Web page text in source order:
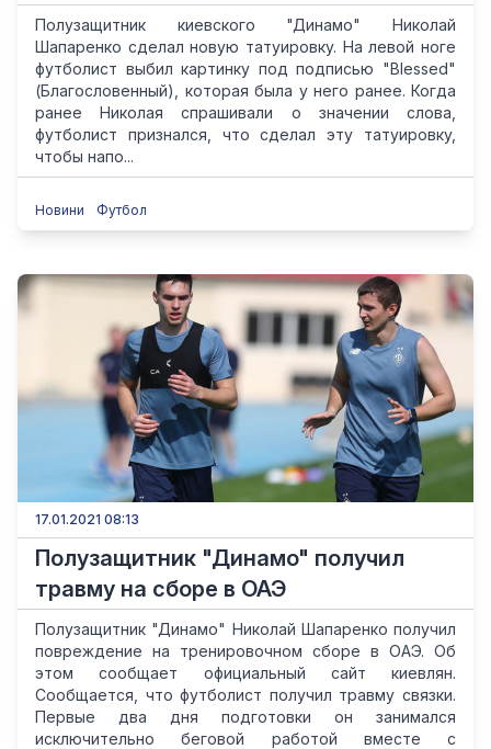
Полузащитник киевского "Динамо" Николай
Шапаренко сделал новую татуировку. На левой ноге
футболист выбил картинку под подписью "Blessed"
(Благословенный), которая была у него ранее. Когда
ранее Николая спрашивали о значении слова,
футболист признался, что сделал эту татуировку,
чтобы напо...
Новини Футбол
17.01.2021 08:13
Полузащитник "Динамо" получил
травму на сборе в ОАЭ
Полузащитник "Динамо" Николай Шапаренко получил
повреждение на тренировочном сборе в ОАЭ. Об
этом сообщает официальный сайт киевлян.
Сообщается, что футболист получил травму связки.
Первые два дня подготовки он занимался
исключительно беговой работой вместе с